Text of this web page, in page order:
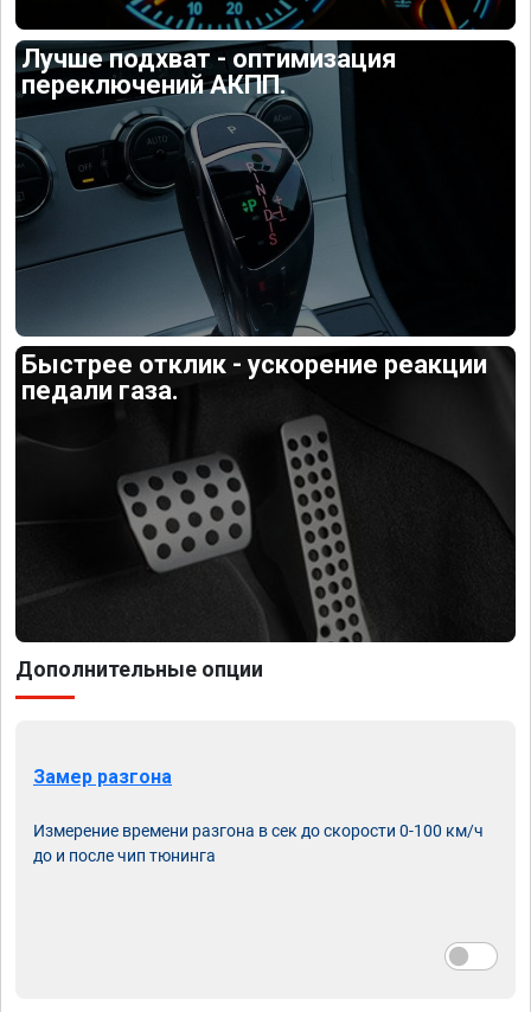
Лучше подхват - оптимизация
переключений АКПП.
Быстрее отклик - ускорение реакции
педали газа.
Дополнительные опции
Замер разгона
Измерение времени разгона в сек до скорости 0-100 км/ч
до и после чип тюнинга